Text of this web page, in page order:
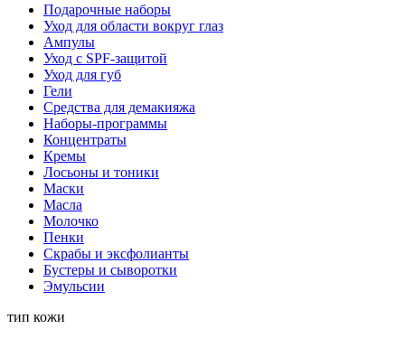
Подарочные наборы
Уход для области вокруг глаз
Ампулы
Уход с SPF-защитой
Уход для губ
Гели
Средства для демакияжа
Наборы-программы
Концентраты
Кремы
Лосьоны и тоники
Маски
Масла
Молочко
Пенки
Скрабы и эксфолианты
Бустеры и сыворотки
Эмульсии
тип кожи